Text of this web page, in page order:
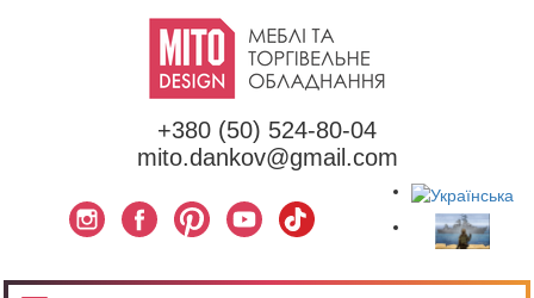
+380 (50) 524-80-04
mito.dankov@gmail.com